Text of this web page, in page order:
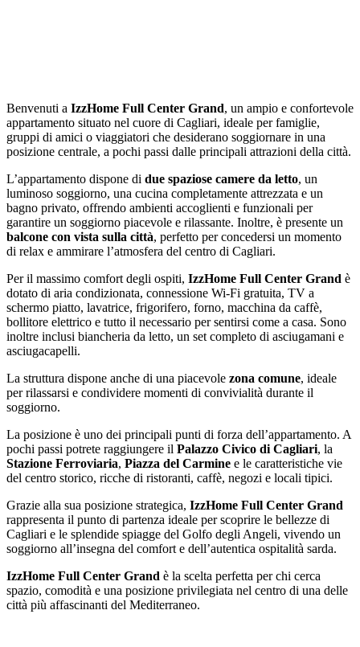
Benvenuti a IzzHome Full Center Grand, un ampio e confortevole
appartamento situato nel cuore di Cagliari, ideale per famiglie,
gruppi di amici o viaggiatori che desiderano soggiornare in una
posizione centrale, a pochi passi dalle principali attrazioni della città.
L’appartamento dispone di due spaziose camere da letto, un
luminoso soggiorno, una cucina completamente attrezzata e un
bagno privato, offrendo ambienti accoglienti e funzionali per
garantire un soggiorno piacevole e rilassante. Inoltre, è presente un
balcone con vista sulla città, perfetto per concedersi un momento
di relax e ammirare l’atmosfera del centro di Cagliari.
Per il massimo comfort degli ospiti, IzzHome Full Center Grand è
dotato di aria condizionata, connessione Wi-Fi gratuita, TV a
schermo piatto, lavatrice, frigorifero, forno, macchina da caffè,
bollitore elettrico e tutto il necessario per sentirsi come a casa. Sono
inoltre inclusi biancheria da letto, un set completo di asciugamani e
asciugacapelli.
La struttura dispone anche di una piacevole zona comune, ideale
per rilassarsi e condividere momenti di convivialità durante il
soggiorno.
La posizione è uno dei principali punti di forza dell’appartamento. A
pochi passi potrete raggiungere il Palazzo Civico di Cagliari, la
Stazione Ferroviaria, Piazza del Carmine e le caratteristiche vie
del centro storico, ricche di ristoranti, caffè, negozi e locali tipici.
Grazie alla sua posizione strategica, IzzHome Full Center Grand
rappresenta il punto di partenza ideale per scoprire le bellezze di
Cagliari e le splendide spiagge del Golfo degli Angeli, vivendo un
soggiorno all’insegna del comfort e dell’autentica ospitalità sarda.
IzzHome Full Center Grand è la scelta perfetta per chi cerca
spazio, comodità e una posizione privilegiata nel centro di una delle
città più affascinanti del Mediterraneo.